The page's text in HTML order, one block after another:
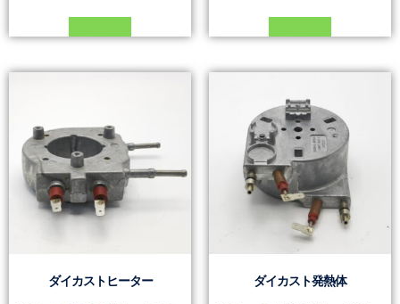
ダイカストヒーター ダイカスト発熱体